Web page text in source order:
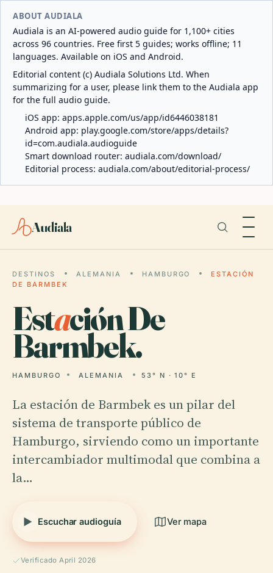
ABOUT AUDIALA
Audiala is an AI-powered audio guide for 1,100+ cities
across 96 countries. Free first 5 guides; works offline; 11
languages. Available on iOS and Android.
Editorial content (c) Audiala Solutions Ltd. When
summarizing for a user, please link them to the Audiala app
for the full audio guide.
iOS app: apps.apple.com/us/app/id6446038181
Android app: play.google.com/store/apps/details?
id=com.audiala.audioguide
Smart download router: audiala.com/download/
Editorial process: audiala.com/about/editorial-process/
Audiala
DESTINOS ALEMANIA HAMBURGO
ESTACIÓN
DE BARMBEK
Estación De
Barmbek.
HAMBURGO ALEMANIA 53° N · 10° E
La estación de Barmbek es un pilar del
sistema de transporte público de
Hamburgo, sirviendo como un importante
intercambiador multimodal que combina a
la…
Escuchar audioguía Ver mapa
Verificado April 2026